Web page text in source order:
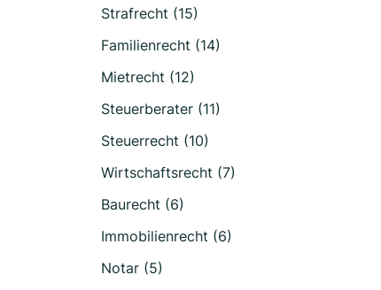
Strafrecht (15)
Familienrecht (14)
Mietrecht (12)
Steuerberater (11)
Steuerrecht (10)
Wirtschaftsrecht (7)
Baurecht (6)
Immobilienrecht (6)
Notar (5)